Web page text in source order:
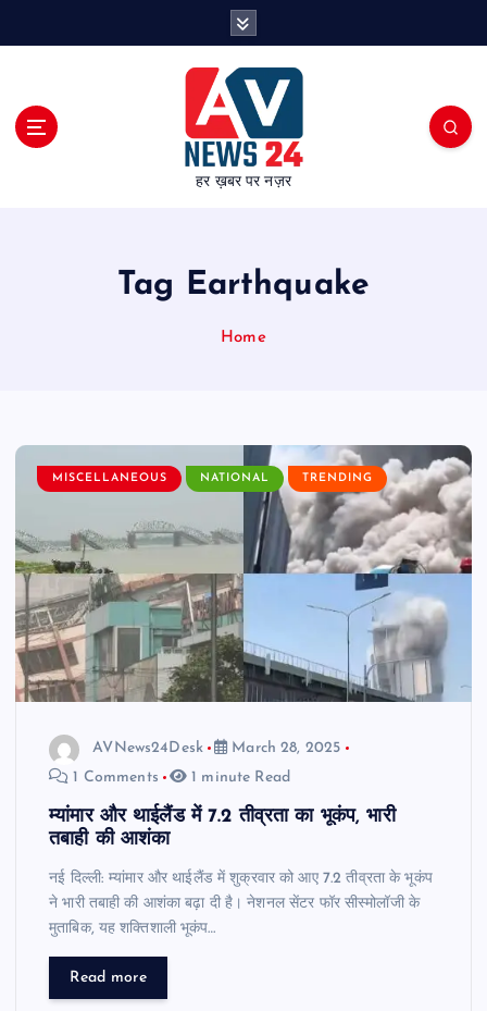
हर ख़बर पर नज़र
Tag Earthquake
Home
MISCELLANEOUS NATIONAL TRENDING
AVNews24Desk
March 28, 2025
1 Comments
1 minute Read
म्यांमार और थाईलैंड में 7.2 तीव्रता का भूकंप, भारी
तबाही की आशंका
नई दिल्ली: म्यांमार और थाईलैंड में शुक्रवार को आए 7.2 तीव्रता के भूकंप
ने भारी तबाही की आशंका बढ़ा दी है। नेशनल सेंटर फॉर सीस्मोलॉजी के
मुताबिक, यह शक्तिशाली भूकंप…
Read more